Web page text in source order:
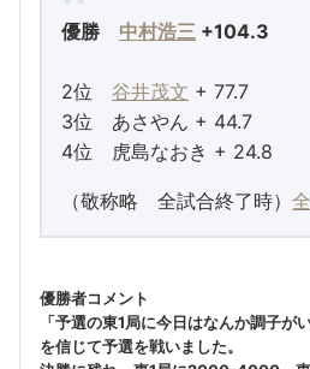
優勝 中村浩三 +104.3
2位 谷井茂文 + 77.7
3位 あさやん + 44.7
4位 虎島なおき + 24.8
（敬称略 全試合終了時）
優勝者コメント
「予選の東1局に今日はなんか調子が
を信じて予選を戦いました。